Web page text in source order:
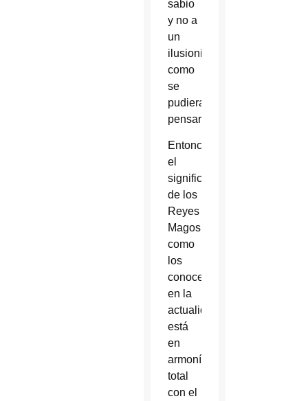
sabio
y no a
un
ilusionista
como
se
pudiera
pensar.
Entonces
el
significado
de los
Reyes
Magos
como
los
conocemos
en la
actualidad,
está
en
armonía
total
con el